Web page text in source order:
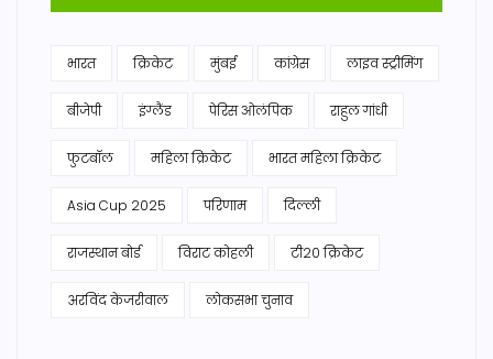
भारत क्रिकेट मुंबई कांग्रेस लाइव स्ट्रीमिंग
बीजेपी इंग्लैंड पेरिस ओलंपिक राहुल गांधी
फुटबॉल महिला क्रिकेट भारत महिला क्रिकेट
Asia Cup 2025 परिणाम दिल्ली
राजस्थान बोर्ड विराट कोहली टी20 क्रिकेट
अरविंद केजरीवाल लोकसभा चुनाव